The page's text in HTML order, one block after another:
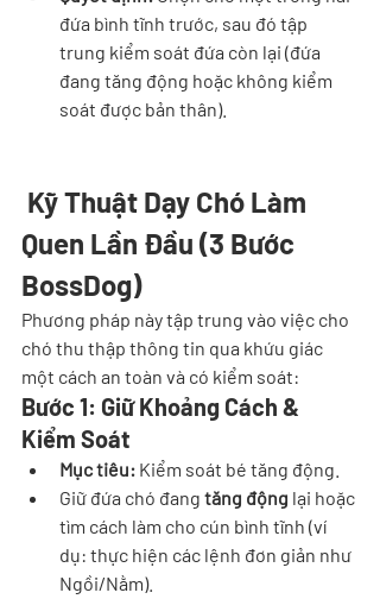
đứa bình tĩnh trước, sau đó tập
trung kiểm soát đứa còn lại (đứa
đang tăng động hoặc không kiểm
soát được bản thân).
Kỹ Thuật Dạy Chó Làm
Quen Lần Đầu (3 Bước
BossDog)
Phương pháp này tập trung vào việc cho
chó thu thập thông tin qua khứu giác
một cách an toàn và có kiểm soát:
Bước 1: Giữ Khoảng Cách &
Kiểm Soát
Mục tiêu: Kiểm soát bé tăng động.
Giữ đứa chó đang tăng động lại hoặc
tìm cách làm cho cún bình tĩnh (ví
dụ: thực hiện các lệnh đơn giản như
Ngồi/Nằm).